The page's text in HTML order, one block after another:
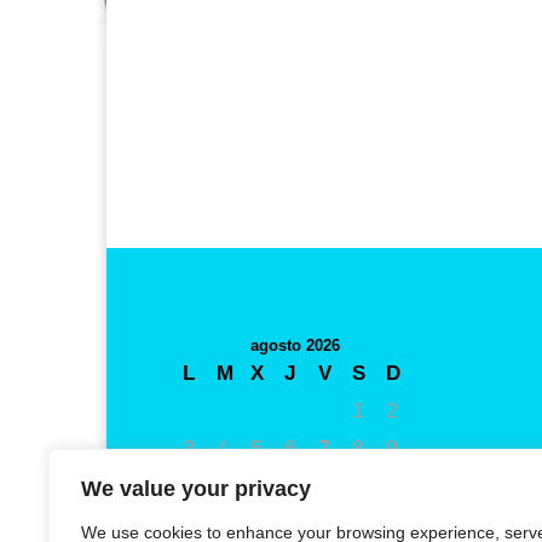
We value your privacy
We use cookies to enhance your browsing experience,
agosto 2026
L M X J V S
D
1
2
3
4 5 6 7 8
9
10 11 12 13
17
21